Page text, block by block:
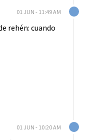
01 JUN - 11:49 AM
01 JUN - 10:20 AM